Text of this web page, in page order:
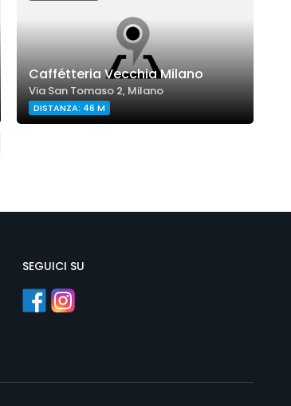
Caffétteria Vecchia Milano
Via San Tomaso 2, Milano
DISTANZA: 46 M
SEGUICI SU